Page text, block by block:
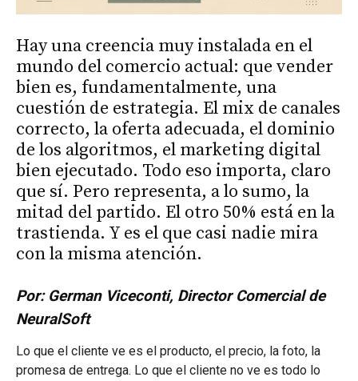
Hay una creencia muy instalada en el
mundo del comercio actual: que vender
bien es, fundamentalmente, una
cuestión de estrategia. El mix de canales
correcto, la oferta adecuada, el dominio
de los algoritmos, el marketing digital
bien ejecutado. Todo eso importa, claro
que sí. Pero representa, a lo sumo, la
mitad del partido. El otro 50% está en la
trastienda. Y es el que casi nadie mira
con la misma atención.
Por: German Viceconti, Director Comercial de
NeuralSoft
Lo que el cliente ve es el producto, el precio, la foto, la
promesa de entrega. Lo que el cliente no ve es todo lo